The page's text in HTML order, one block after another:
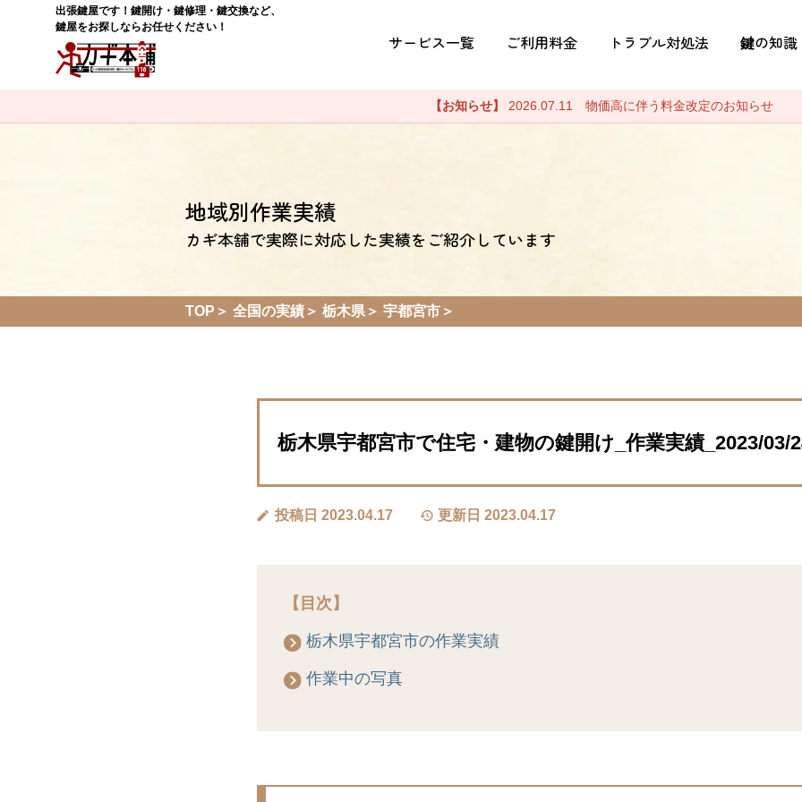
出張鍵屋です！鍵開け・鍵修理・鍵交換など、
鍵屋をお探しならお任せください！
サービス一覧 ご利用料金 トラブル対処法 鍵の知識
【お知らせ】 2026.07.11 物価高に伴う料金改定のお知らせ
地域別作業実績
カギ本舗で実際に対応した実績をご紹介しています
TOP 全国の実績 栃木県 宇都宮市
栃木県宇都宮市で住宅・建物の鍵開け_作業実績_2023/03/
投稿日 2023.04.17 更新日 2023.04.17
【目次】
栃木県宇都宮市の作業実績
作業中の写真